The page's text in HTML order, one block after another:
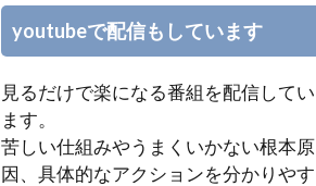
youtubeで配信もしています
見るだけで楽になる番組を配信してい
ます。
苦しい仕組みやうまくいかない根本原
因、具体的なアクションを分かりやす